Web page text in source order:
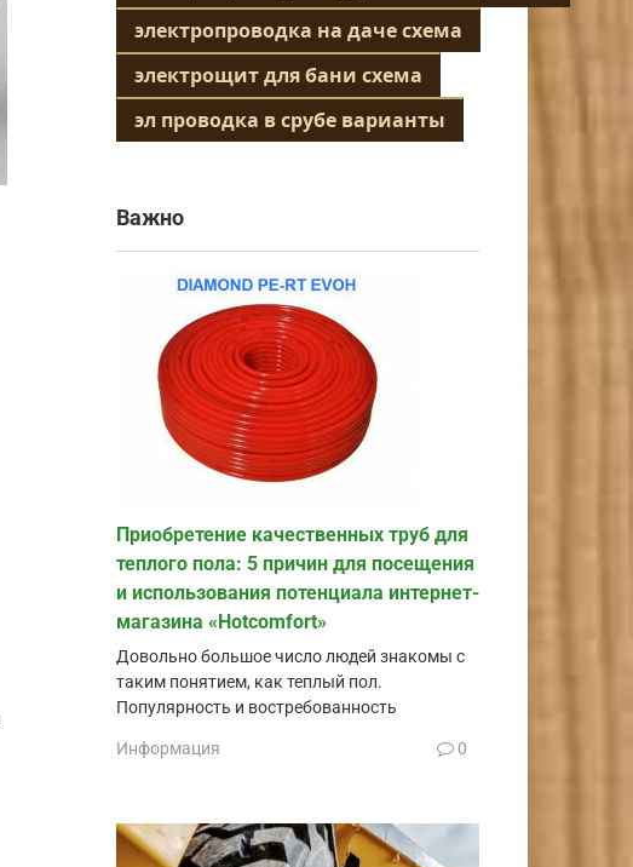
электропроводка на даче схема
электрощит для бани схема
эл проводка в срубе варианты
Важно
Приобретение качественных труб для
теплого пола: 5 причин для посещения
и использования потенциала интернет-
магазина «Hotcomfort»
Довольно большое число людей знакомы с
таким понятием, как теплый пол.
Популярность и востребованность
Информация 0